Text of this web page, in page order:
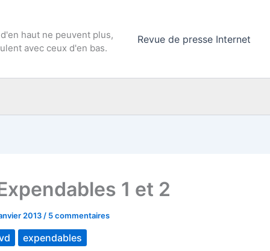
haut ne peuvent plus,
avec ceux d'en bas.
Revue de presse Internet
1 et 2
2013 / 5 commentaires
expendables